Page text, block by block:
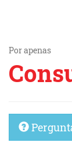
Por apenas